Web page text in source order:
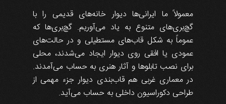
معمولاً ما ایرانی‌ها دیوار خانه‌های قدیمی را با
گچ‌بری‌های متنوع به یاد می‌آوریم. گچ‌بری‌ها که
عموماً به شکل قاب‌های مستطیلی و در حالت‌های
عمودی یا افقی روی دیوار ایجاد می‌شدند، محلی
برای نصب تابلوها و آثار هنری به حساب می‌آمدند.
در معماری غربی هم قاب‌بندی دیوار جزء مهمی از
طراحی دکوراسیون داخلی به حساب می‌آید.